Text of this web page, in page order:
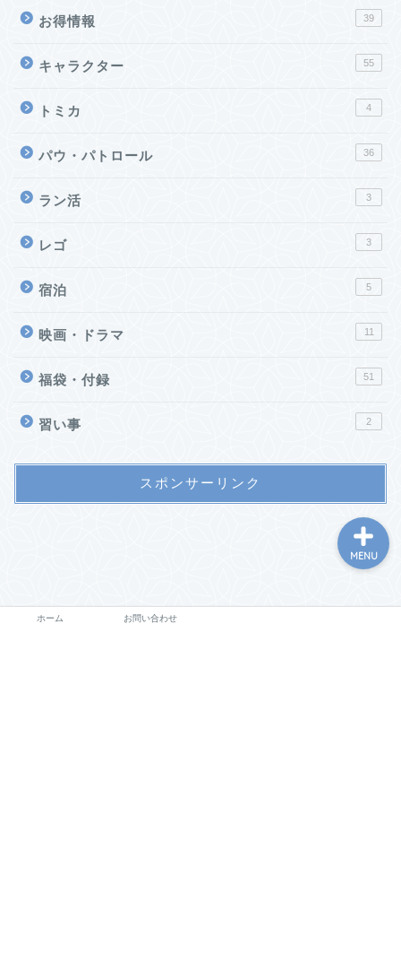
お得情報 39
キャラクター 55
トミカ 4
パウ・パトロール 36
ラン活 3
レゴ 3
宿泊 5
映画・ドラマ 11
福袋・付録 51
習い事 2
スポンサーリンク
ホーム お問い合わせ
MENU
ホーム